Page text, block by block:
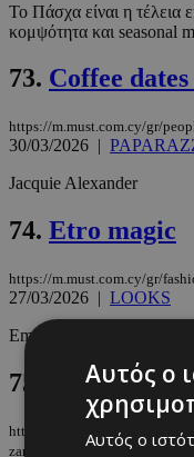
Το Πάσχα είναι η τέλεια
κομψότητα και seasonal
73. Coffee
https://m.must.com.cy/gr/
30/03/2026 |
Jacquie Alexander
74. Etro magic
https://m.must.com.cy/gr/
27/03/2026 | LOOKS
Emili Sindlev
75. Cotton
https://m.must.com.cy/gr/
zara
Αυτός ο
Αυτός ο